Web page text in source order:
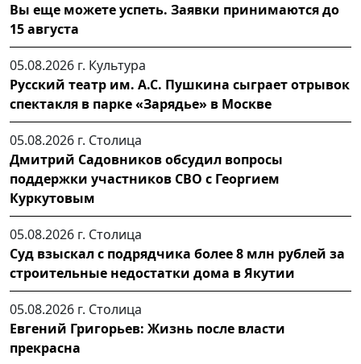
Вы еще можете успеть. Заявки принимаются до
15 августа
05.08.2026 г. Культура
Русский театр им. А.С. Пушкина сыграет отрывок
спектакля в парке «Зарядье» в Москве
05.08.2026 г. Столица
Дмитрий Садовников обсудил вопросы
поддержки участников СВО с Георгием
Куркутовым
05.08.2026 г. Столица
Суд взыскал с подрядчика более 8 млн рублей за
строительные недостатки дома в Якутии
05.08.2026 г. Столица
Евгений Григорьев: Жизнь после власти
прекрасна